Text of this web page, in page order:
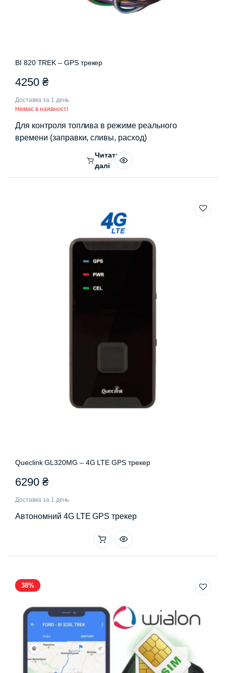
BI 820 TREK – GPS трекер
4250 ₴
Доставка за 1 день
Немає в наявності
Для контроля топлива в режиме реального
времени (заправки, сливы, расход)
Читати
далі
Queclink GL320MG – 4G LTE GPS трекер
6290 ₴
Доставка за 1 день
Автономний 4G LTE GPS трекер
38%